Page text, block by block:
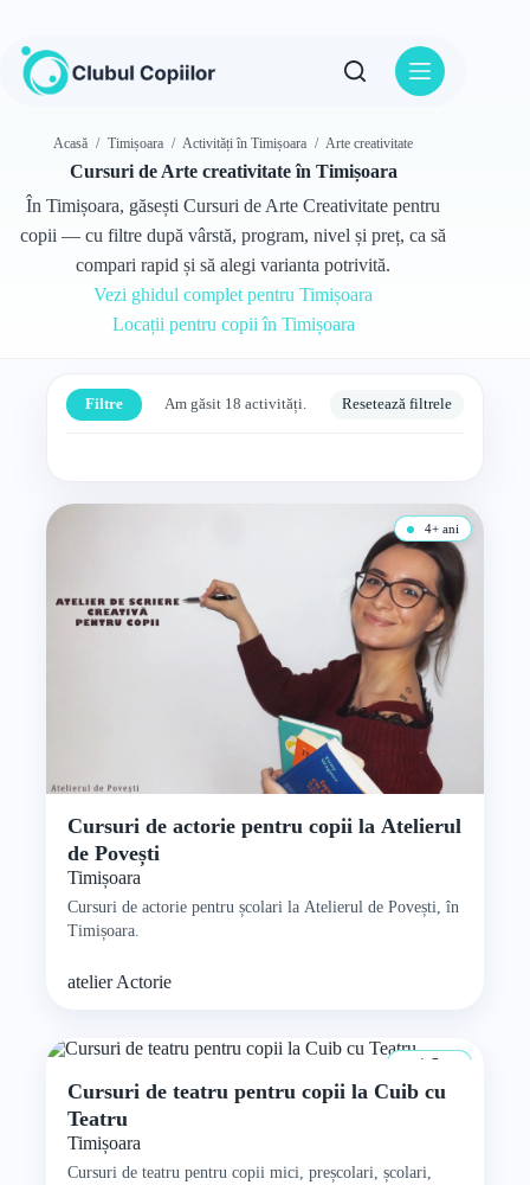
conținut
Acasă / Timișoara / Activități în Timișoara / Arte creativitate
Cursuri de Arte creativitate în Timișoara
În Timișoara, găsești Cursuri de Arte Creativitate pentru
copii — cu filtre după vârstă, program, nivel și preț, ca să
compari rapid și să alegi varianta potrivită.
Vezi ghidul complet pentru Timișoara
Locații pentru copii în Timișoara
Filtre Am găsit 18 activități. Resetează filtrele
4+ ani
Cursuri de actorie pentru copii la Atelierul
de Povești
Timișoara
Cursuri de actorie pentru școlari la Atelierul de Povești, în
Timișoara.
atelierActorie
4–7 ani
Cursuri de teatru pentru copii la Cuib cu
Teatru
Timișoara
Cursuri de teatru pentru copii mici, preșcolari, școlari,